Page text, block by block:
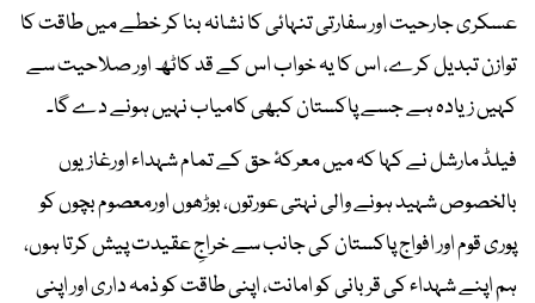
عسکری جارحیت اور سفارتی تنہائی کا نشانہ بنا کر خطے میں طاقت کا
توازن تبدیل کرے، اس کا یہ خواب اس کے قد کاٹھ اور صلاحیت سے
کہیں زیادہ ہے جسے پاکستان کبھی کامیاب نہیں ہونے دے گا۔
فیلڈ مارشل نے کہا کہ میں معرکۂ حق کے تمام شہداء اورغازیوں
بالخصوص شہید ہونے والی نہتی عورتوں، بوڑھوں اورمعصوم بچوں کو
پوری قوم اور افواج پاکستان کی جانب سے خراجِ عقیدت پیش کرتا ہوں،
ہم اپنے شہداء کی قربانی کو امانت، اپنی طاقت کو ذمہ داری اور اپنی